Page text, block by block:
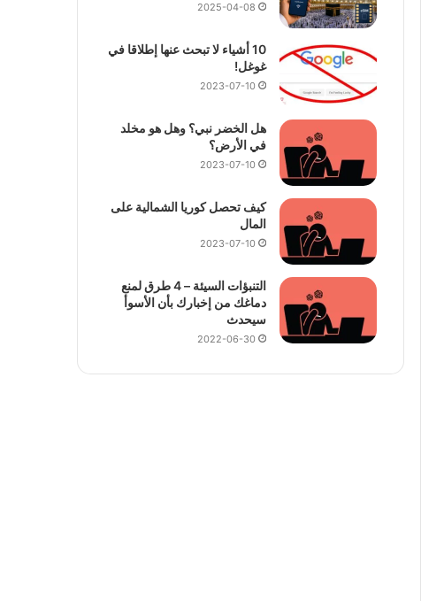
2025-04-08
10 أشياء لا تبحث عنها إطلاقا في
غوغل!
2023-07-10
هل الخضر نبي؟ وهل هو مخلد
في الأرض؟
2023-07-10
كيف تحصل كوريا الشمالية على
المال
2023-07-10
التنبؤات السيئة – 4 طرق لمنع
دماغك من إخبارك بأن الأسوأ
سيحدث
2022-06-30